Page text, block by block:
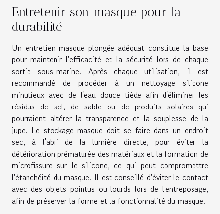
Entretenir son masque pour la
durabilité
Un entretien masque plongée adéquat constitue la base
pour maintenir l'efficacité et la sécurité lors de chaque
sortie sous-marine. Après chaque utilisation, il est
recommandé de procéder à un nettoyage silicone
minutieux avec de l'eau douce tiède afin d'éliminer les
résidus de sel, de sable ou de produits solaires qui
pourraient altérer la transparence et la souplesse de la
jupe. Le stockage masque doit se faire dans un endroit
sec, à l'abri de la lumière directe, pour éviter la
détérioration prématurée des matériaux et la formation de
microfissure sur le silicone, ce qui peut compromettre
l'étanchéité du masque. Il est conseillé d'éviter le contact
avec des objets pointus ou lourds lors de l'entreposage,
afin de préserver la forme et la fonctionnalité du masque.